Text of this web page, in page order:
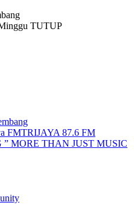
TUTUP
TRIJAYA 87.6 FM
MORE THAN JUST MUSIC